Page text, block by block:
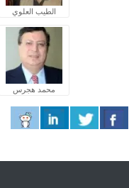
الطيب العلوي
محمد هجرس